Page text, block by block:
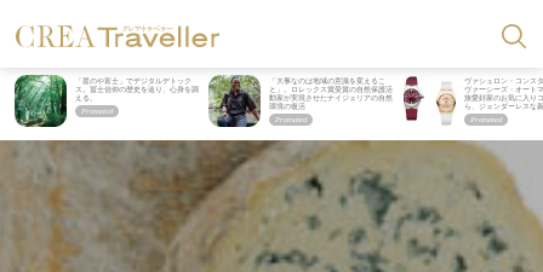
「星のや富士」でデジタルデトック
ス。冨士信仰の歴史を辿り、心身を調
える。
「大事なのは地域の意識を変えるこ
と」。ロレックス賞受賞の自然保護活
動家が実現させたナイジェリアの自然
環境の復活
ヴァシュロン・コンス
ヴァーシーズ・オート
旅愛好家のお気に入り
ら、ジェンダーレスな